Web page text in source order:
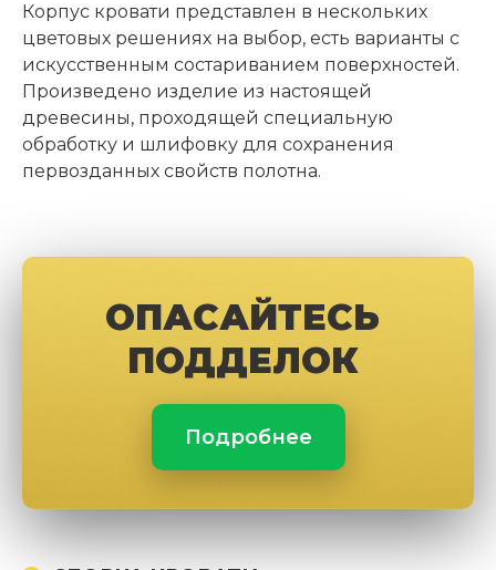
Корпус кровати представлен в нескольких
цветовых решениях на выбор, есть варианты с
искусственным состариванием поверхностей.
Произведено изделие из настоящей
древесины, проходящей специальную
обработку и шлифовку для сохранения
первозданных свойств полотна.
ОПАСАЙТЕСЬ
ПОДДЕЛОК
Подробнее